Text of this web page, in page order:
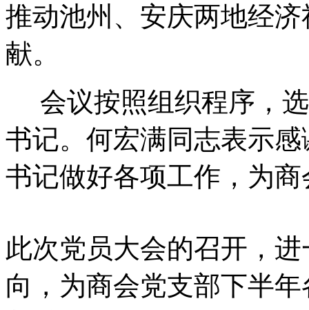
推动池州、安庆两地经
献。
会议按照组织程序，
书记。何宏满同志表示
书记做好各项工作，为
此次党员大会的召开，
向，为商会党支部下半